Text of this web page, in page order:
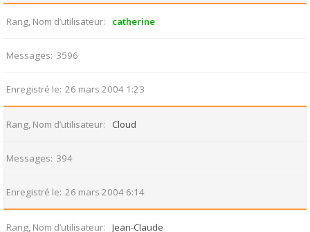
Rang, Nom d’utilisateur catherine
Messages 3596
Enregistré le 26 mars 2004 1:23
Rang, Nom d’utilisateur Cloud
Messages 394
Enregistré le 26 mars 2004 6:14
Rang, Nom d’utilisateur Jean-Claude